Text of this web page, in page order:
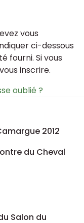
2012
du Cheval
Salon du
vous
ci-dessous
fourni. Si vous
inscrire.
oublié ?